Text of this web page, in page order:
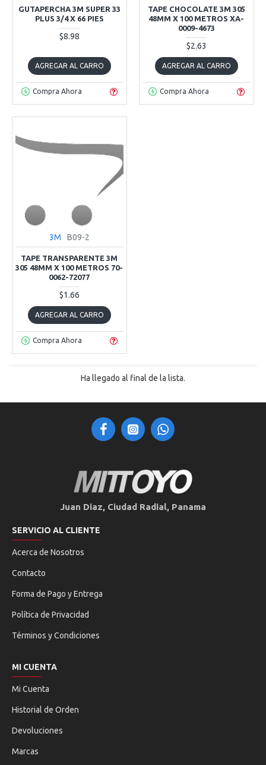
GUTAPERCHA 3M SUPER 33
PLUS 3/4 X 66 PIES
$8.98
AGREGAR AL CARRO
Compra Ahora
TAPE CHOCOLATE 3M 305
48MM X 100 METROS XA-
0009-4673
$2.63
AGREGAR AL CARRO
Compra Ahora
3M B09-2
TAPE TRANSPARENTE 3M
305 48MM X 100 METROS 70-
0062-72077
$1.66
AGREGAR AL CARRO
Compra Ahora
Ha llegado al final de la lista.
Juan Diaz, Ciudad Radial, Panama
SERVICIO AL CLIENTE
Acerca de Nosotros
Contacto
Forma de Pago y Entrega
Política de Privacidad
Términos y Condiciones
MI CUENTA
Mi Cuenta
Historial de Orden
Devoluciones
Marcas